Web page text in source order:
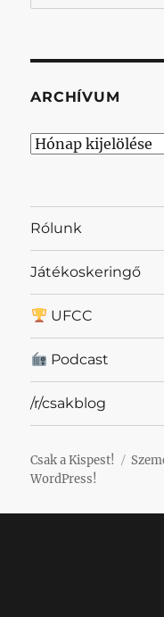
ARCHÍVUM
Archívum
Rólunk
Játékoskeringő
UFCC
Podcast
/r/csakblog
Csak a Kispest!
WordPress!